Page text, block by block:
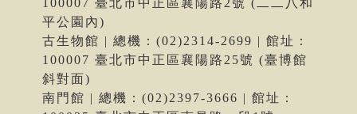
平公園內)
古生物館 | 總機：(02)2314-2699 | 館址：
100007 臺北市中正區襄陽路25號 (臺博館
斜對面)
南門館 | 總機：(02)2397-3666 | 館址：